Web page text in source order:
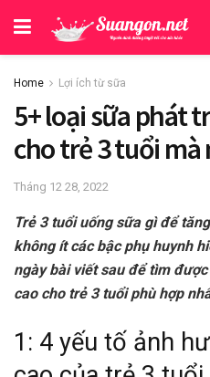
Home Lợi ích từ sữa
5+ loại sữa phát
cho trẻ 3 tuổi mà
Tháng 12 28, 2022
Trẻ 3 tuổi uống sữa gì để
không ít các bậc phụ huynh
ngày bài viết sau để tìm
cao cho trẻ 3 tuổi phù hợp
1: 4 yếu tố ảnh